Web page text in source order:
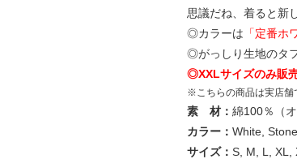
思議だね、着ると新
◎カラーは 「定番ホ
◎がっしり生地のタ
◎XXLサイズのみ販
※こちらの商品は実店舗
素 材： 綿100％（
カラー： White, Stone
サイズ： S, M, L, XL,